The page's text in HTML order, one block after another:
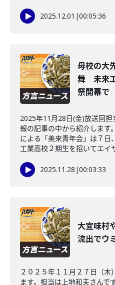
2025.12.01 |00:05:36
母校の大
舞 未来
祭開幕で
2025年11月28日(金)放送回
報の記事の中から紹介します
による「美来青年会」は７日
工業高校２期生を招いてエイ
2025.11.28 |00:03:33
大宜味村
流出でウ
２０２５年１１月２７日（
ます。担当は上地和夫さんで